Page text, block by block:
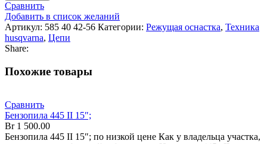
Сравнить
Добавить в список желаний
Артикул: 585 40 42-56 Категории: Режущая оснастка, Техника
husqvarna, Цепи
Share:
Похожие товары
Сравнить
Бензопила 445 II 15″;
Br1 500.00
Бензопила 445 II 15″; по низкой цене Как у владельца участка,